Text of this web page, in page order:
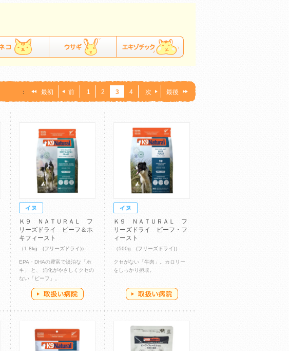
： 最初 前 1 2 3 4 次 最後
Ｋ９ ＮＡＴＵＲＡＬ フ
リーズドライ ビーフ＆ホ
キフィースト
（1.8kg (フリーズドライ)）
EPA・DHAの豊富で淡泊な「ホ
キ」 と、 消化がやさしくクセの
ない「ビーフ」。
Ｋ９ ＮＡＴＵＲＡＬ フ
リーズドライ ビーフ・フ
ィースト
（500g (フリーズドライ)）
クセがない「牛肉」。カロリー
をしっかり摂取。